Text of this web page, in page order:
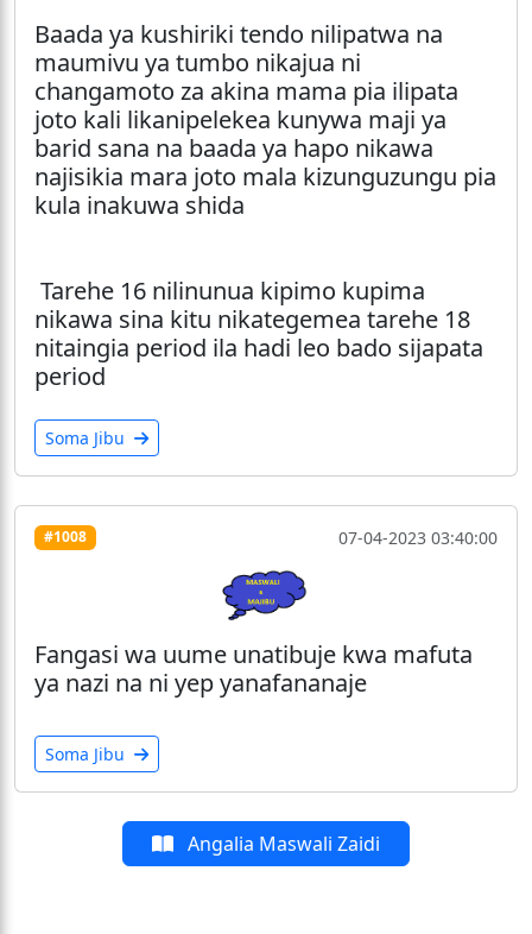
Baada ya kushiriki tendo nilipatwa na
maumivu ya tumbo nikajua ni
changamoto za akina mama pia ilipata
joto kali likanipelekea kunywa maji ya
barid sana na baada ya hapo nikawa
najisikia mara joto mala kizunguzungu pia
kula inakuwa shida
Tarehe 16 nilinunua kipimo kupima
nikawa sina kitu nikategemea tarehe 18
nitaingia period ila hadi leo bado sijapata
period
Soma Jibu
#1008 07-04-2023 03:40:00
Fangasi wa uume unatibuje kwa mafuta
ya nazi na ni yep yanafananaje
Soma Jibu
Angalia Maswali Zaidi